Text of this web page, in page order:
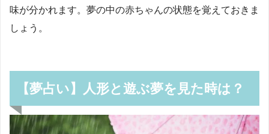
味が分かれます。夢の中の赤ちゃんの状態を覚えておきま
しょう。
【夢占い】人形と遊ぶ夢を見た時は？